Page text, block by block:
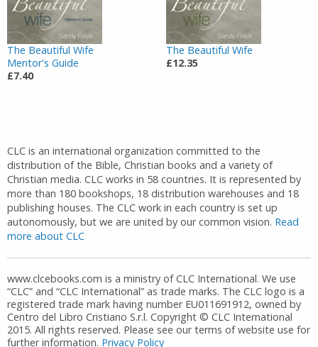
The Beautiful Wife
Mentor's Guide
£7.40
The Beautiful Wife
£12.35
CLC is an international organization committed to the
distribution of the Bible, Christian books and a variety of
Christian media. CLC works in 58 countries. It is represented by
more than 180 bookshops, 18 distribution warehouses and 18
publishing houses. The CLC work in each country is set up
autonomously, but we are united by our common vision. Read
more about CLC
www.clcebooks.com is a ministry of CLC International. We use
“CLC” and “CLC International” as trade marks. The CLC logo is a
registered trade mark having number EU011691912, owned by
Centro del Libro Cristiano S.r.l. Copyright © CLC International
2015. All rights reserved. Please see our terms of website use for
further information. Privacy Policy